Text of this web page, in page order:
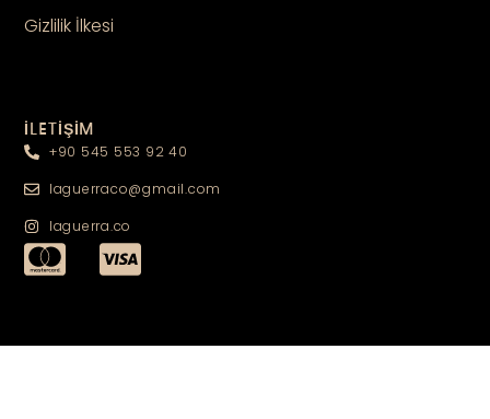
Gizlilik İlkesi
İLETİŞİM
+90 545 553 92 40
laguerraco@gmail.com
laguerra.co